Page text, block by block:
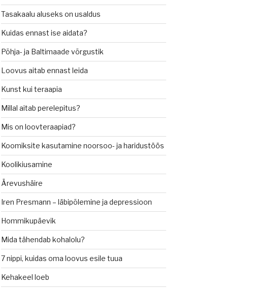
Tasakaalu aluseks on usaldus
Kuidas ennast ise aidata?
Põhja- ja Baltimaade võrgustik
Loovus aitab ennast leida
Kunst kui teraapia
Millal aitab perelepitus?
Mis on loovteraapiad?
Koomiksite kasutamine noorsoo- ja haridustöös
Koolikiusamine
Ärevushäire
Iren Presmann – läbipõlemine ja depressioon
Hommikupäevik
Mida tähendab kohalolu?
7 nippi, kuidas oma loovus esile tuua
Kehakeel loeb